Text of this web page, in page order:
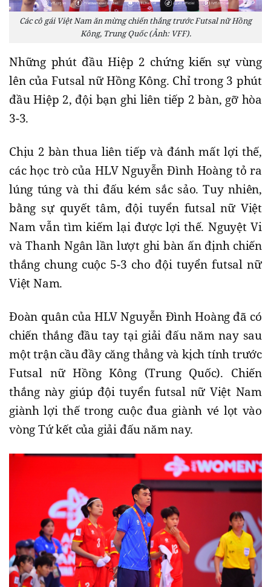
Các cô gái Việt Nam ăn mừng chiến thắng trước Futsal nữ Hồng
Kông, Trung Quốc (Ảnh: VFF).
Những phút đầu Hiệp 2 chứng kiến sự vùng
lên của Futsal nữ Hồng Kông. Chỉ trong 3 phút
đầu Hiệp 2, đội bạn ghi liên tiếp 2 bàn, gỡ hòa
3-3.
Chịu 2 bàn thua liên tiếp và đánh mất lợi thế,
các học trò của HLV Nguyễn Đình Hoàng tỏ ra
lúng túng và thi đấu kém sắc sảo. Tuy nhiên,
bằng sự quyết tâm, đội tuyển futsal nữ Việt
Nam vẫn tìm kiếm lại được lợi thế. Nguyệt Vi
và Thanh Ngân lần lượt ghi bàn ấn định chiến
thắng chung cuộc 5-3 cho đội tuyển futsal nữ
Việt Nam.
Đoàn quân của HLV Nguyễn Đình Hoàng đã có
chiến thắng đầu tay tại giải đấu năm nay sau
một trận cầu đầy căng thẳng và kịch tính trước
Futsal nữ Hồng Kông (Trung Quốc). Chiến
thắng này giúp đội tuyển futsal nữ Việt Nam
giành lợi thế trong cuộc đua giành vé lọt vào
vòng Tứ kết của giải đấu năm nay.